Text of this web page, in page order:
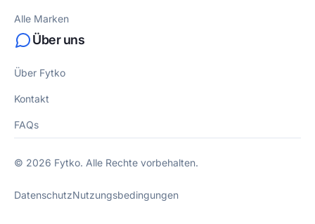
Alle Marken
Über uns
Über Fytko
Kontakt
FAQs
© 2026 Fytko. Alle Rechte vorbehalten.
DatenschutzNutzungsbedingungen